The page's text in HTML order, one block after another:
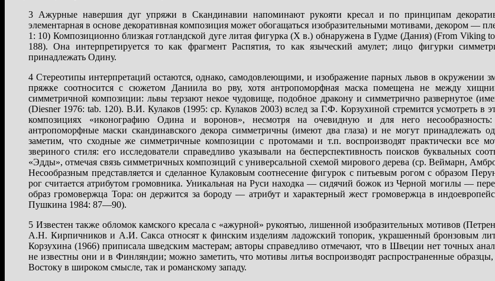
3 Ажурные навершия дуг упряжи в Скандинавии напоминают рукояти кресал и по принципам
элементарная в основе декоративная композиция может обогащаться изобразительными мотивами, декором —
1: 10) Композиционно близкая готландской дуге литая фигурка (X в.) обнаружена в Гудме (Дания) (From Viking
188). Она интерпретируется то как фрагмент Распятия, то как языческий амулет; лицо фигурки
принадлежать Одину.
4 Стереотипы интерпретаций остаются, однако, самодовлеющими, и изображение парных львов в окружении
пряжке соотносится с сюжетом Даниила во рву, хотя антропоморфная маска помещена не между
симметричной композиции: львы терзают некое чудовище, подобное дракону и симметрично развернутое
(Diesner 1976: tаb. 120). В.И. Кулаков (1995: ср. Кулаков 2003) вслед за Г.Ф. Корзухиной стремится усмотреть в
композициях «иконографию Одина и воронов», несмотря на очевидную и для него
антропоморфные маски скандинавского декора симметричны (имеют два глаза) и не могут принадлежать
заметим, что сходные же симметричные композиции с протомами и т.п. воспроизводят практически все
звериного стиля: его исследователи справедливо указывали на бесперспективность поисков буквальных
«Эдды», отмечая связь симметричных композиций с универсальной схемой мирового дерева (ср. Веймарн,
Несообразным представляется и сделанное Кулаковым соотнесение фигурок с питьевым рогом с образом
рог считается атрибутом громовника. Уникальная на Руси находка — сидячий божок из Черной могилы —
образ громовержца Тора: он держится за бороду — атрибут и характерный жест громовержца в
Пушкина 1984: 87—90).
5 Известен также обломок камского кресала с «ажурной» рукоятью, лишенной изобразительных мотивов
А.Н. Кирпичников и А.И. Сакса относят к финским изделиям ладожский топорик, украшенный бронзовым
Корзухина (1966) приписала шведским мастерам; авторы справедливо отмечают, что в Швеции нет точных
не известны они и в Финляндии; можно заметить, что мотивы литья воспроизводят распространенные
Востоку в широком смысле, так и романскому западу.